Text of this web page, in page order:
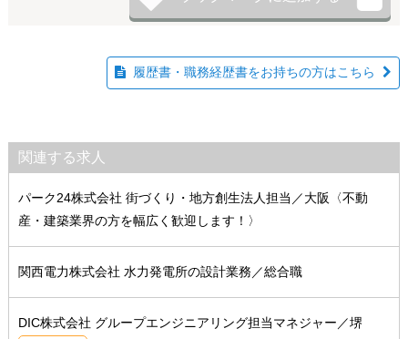
履歴書・職務経歴書をお持ちの方はこちら
関連する求人
パーク24株式会社 街づくり・地方創生法人担当／大阪〈不動
産・建築業界の方を幅広く歓迎します！〉
関西電力株式会社 水力発電所の設計業務／総合職
DIC株式会社 グループエンジニアリング担当マネジャー／堺